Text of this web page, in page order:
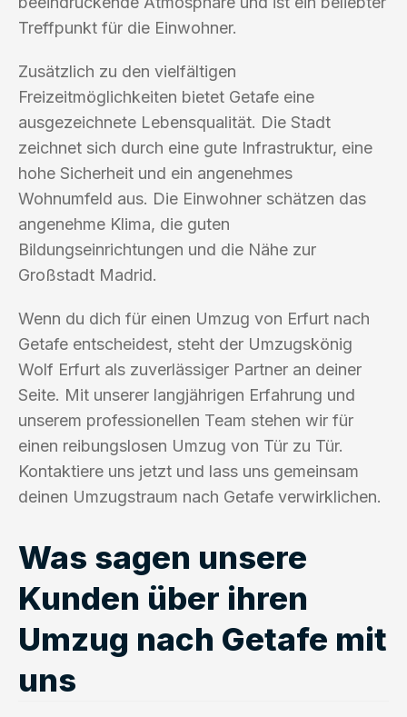
Treffpunkt für die Einwohner.
Zusätzlich zu den vielfältigen
Freizeitmöglichkeiten bietet Getafe eine
ausgezeichnete Lebensqualität. Die Stadt
zeichnet sich durch eine gute Infrastruktur, eine
hohe Sicherheit und ein angenehmes
Wohnumfeld aus. Die Einwohner schätzen das
angenehme Klima, die guten
Bildungseinrichtungen und die Nähe zur
Großstadt Madrid.
Wenn du dich für einen Umzug von Erfurt nach
Getafe entscheidest, steht der Umzugskönig
Wolf Erfurt als zuverlässiger Partner an deiner
Seite. Mit unserer langjährigen Erfahrung und
unserem professionellen Team stehen wir für
einen reibungslosen Umzug von Tür zu Tür.
Kontaktiere uns jetzt und lass uns gemeinsam
deinen Umzugstraum nach Getafe verwirklichen.
Was sagen unsere
Kunden über ihren
Umzug nach Getafe mit
uns